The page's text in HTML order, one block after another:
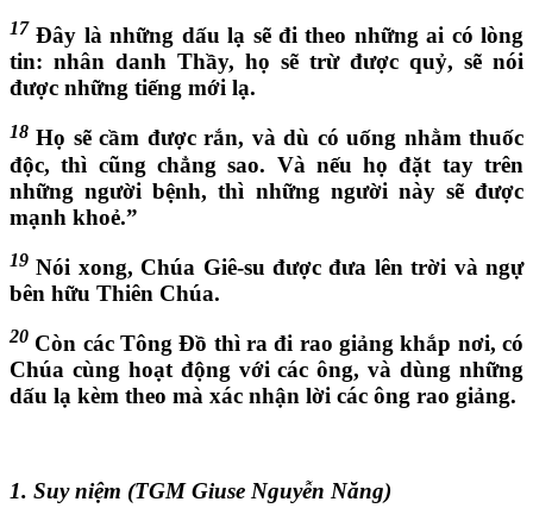
17 Đây là những dấu lạ sẽ đi theo những ai có lòng
tin: nhân danh Thầy, họ sẽ trừ được quỷ, sẽ nói
được những tiếng mới lạ.
18 Họ sẽ cầm được rắn, và dù có uống nhằm thuốc
độc, thì cũng chẳng sao. Và nếu họ đặt tay trên
những người bệnh, thì những người này sẽ được
mạnh khoẻ.”
19 Nói xong, Chúa Giê-su được đưa lên trời và ngự
bên hữu Thiên Chúa.
20 Còn các Tông Đồ thì ra đi rao giảng khắp nơi, có
Chúa cùng hoạt động với các ông, và dùng những
dấu lạ kèm theo mà xác nhận lời các ông rao giảng.
1. Suy niệm (TGM Giuse Nguyễn Năng)